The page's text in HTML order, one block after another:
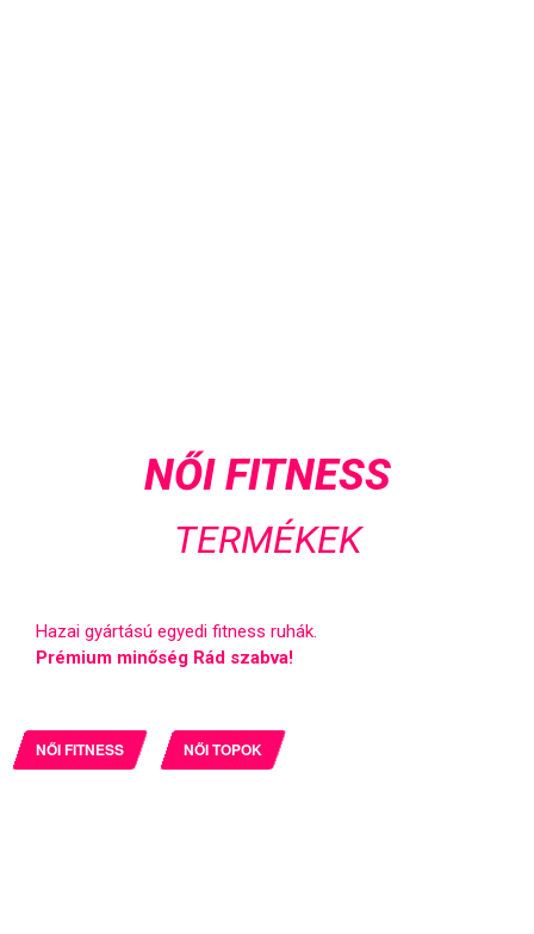
NŐI FITNESS
TERMÉKEK
Hazai gyártású egyedi fitness ruhák.
Prémium minőség Rád szabva!
NŐI FITNESS NŐI TOPOK